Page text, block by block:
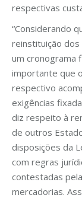
respectivas
“Considerando
reinstituição
um cronograma
importante que
respectivo
exigências
diz respeito à
de outros
disposições da
com regras
contestadas
mercadorias.